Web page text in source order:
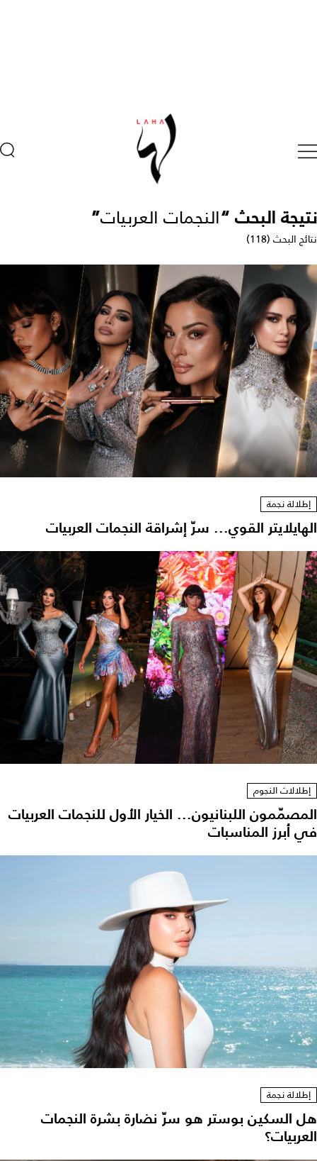
نتيجة البحث “النجمات العربيات”
نتائج البحث (118)
إطلالة نجمة
الهايلايتر القوي... سرّ إشراقة النجمات العربيات
إطلالات النجوم
المصمّمون اللبنانيون... الخيار الأول للنجمات العربيات
في أبرز المناسبات
إطلالة نجمة
هل السكين بوستر هو سرّ نضارة بشرة النجمات
العربيات؟